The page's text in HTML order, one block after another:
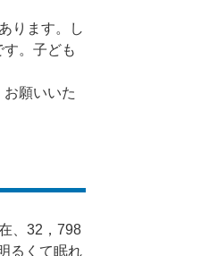
ります。し
。子ども
願いいた
、32，798
るくて眠れ